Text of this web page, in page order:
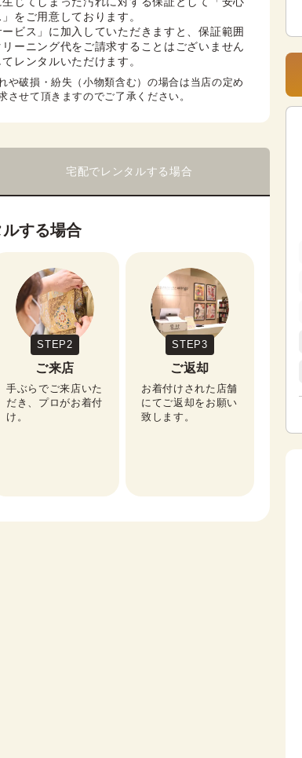
をご用意しております。
ービス」に加入していただきますと、保証範囲
ーニング代をご請求することはございません
レンタルいただけます。
や破損・紛失（小物類含む）の場合は当店の定め
させて頂きますのでご了承ください。
宅配でレンタルする場合
ルする場合
STEP2
ご来店
手ぶらでご来店いた
だき、プロがお着付
け。
STEP3
ご返却
お着付けされた店舗
にてご返却をお願い
致します。